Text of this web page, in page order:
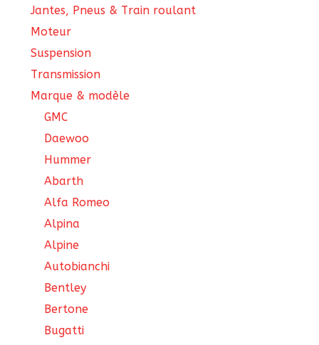
Jantes, Pneus & Train roulant
Moteur
Suspension
Transmission
Marque & modèle
GMC
Daewoo
Hummer
Abarth
Alfa Romeo
Alpina
Alpine
Autobianchi
Bentley
Bertone
Bugatti